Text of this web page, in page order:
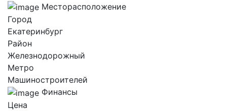
Месторасположение
Город
Екатеринбург
Район
Железнодорожный
Метро
Машиностроителей
Финансы
Цена